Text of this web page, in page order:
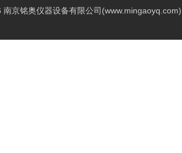
京铭奥仪器设备有限公司